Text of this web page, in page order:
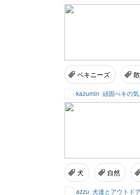
ペキニーズ
kazumin 頑固ぺキの
犬 自然
azzu 犬達とアウトドア